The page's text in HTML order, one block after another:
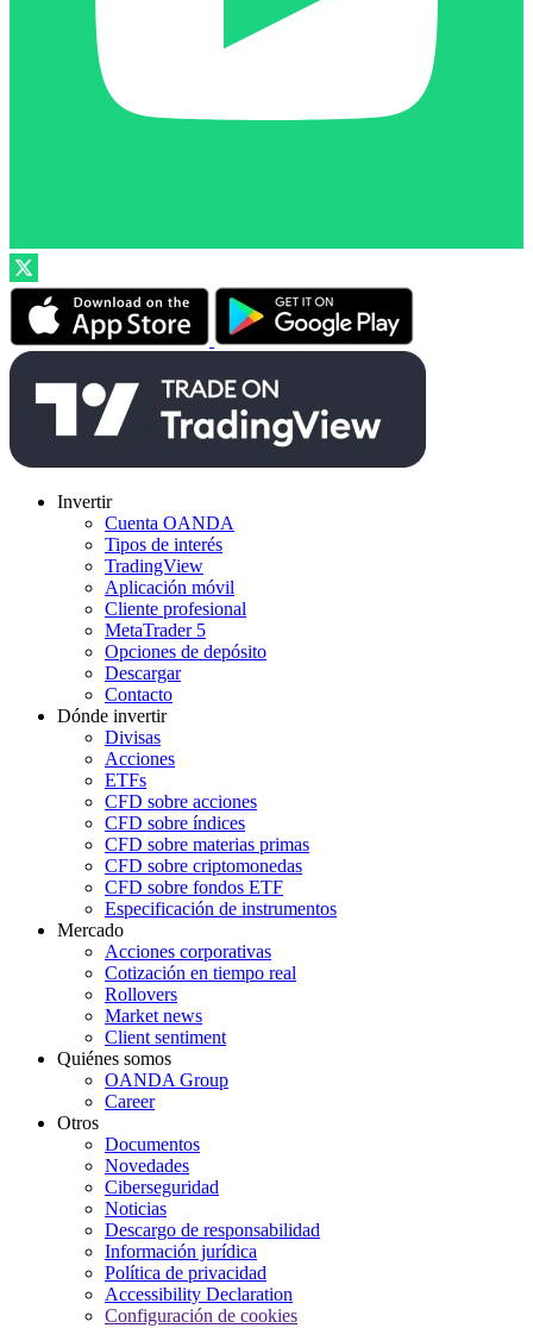
Invertir
Cuenta OANDA
Tipos de interés
TradingView
Aplicación móvil
Cliente profesional
MetaTrader 5
Opciones de depósito
Descargar
Contacto
Dónde invertir
Divisas
Acciones
ETFs
CFD sobre acciones
CFD sobre índices
CFD sobre materias primas
CFD sobre criptomonedas
CFD sobre fondos ETF
Especificación de instrumentos
Mercado
Acciones corporativas
Cotización en tiempo real
Rollovers
Market news
Client sentiment
Quiénes somos
OANDA Group
Career
Otros
Documentos
Novedades
Ciberseguridad
Noticias
Descargo de responsabilidad
Información jurídica
Política de privacidad
Accessibility Declaration
Configuración de cookies